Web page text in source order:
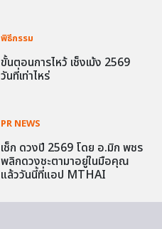
พิธีกรรม
ขั้นตอนการไหว้ เช็งเม้ง 2569
วันที่เท่าไหร่
PR NEWS
เช็ก ดวงปี 2569 โดย อ.มิก พชร
พลิกดวงชะตามาอยู่ในมือคุณ
แล้ววันนี้ที่แอป MTHAI